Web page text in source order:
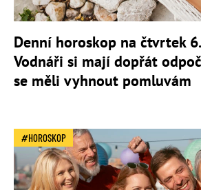
Denní horoskop na čtvrtek
Vodnáři si mají dopřát
se měli vyhnout pomluvám
HOROSKOP